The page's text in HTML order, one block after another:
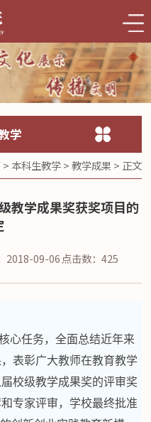
学
> 本科生教学>教学成果 > 正文
教学成果奖获奖项目的
2018-09-06点击数： 425
心任务，全面总结近年来
表彰广大教师在教育教学
校级教学成果奖的评审奖
专家评审，学校最终批准